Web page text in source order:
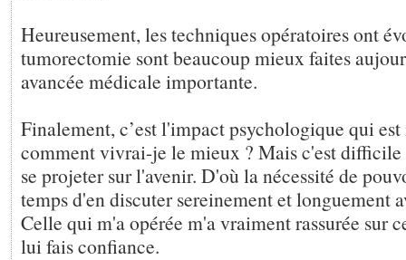
Heureusement, les techniques opératoires ont
tumorectomie sont beaucoup mieux faites
avancée médicale importante.
Finalement, c’est l'impact psychologique qui
comment vivrai-je le mieux ? Mais c'est difficile
se projeter sur l'avenir. D'où la nécessité de
temps d'en discuter sereinement et longuement
Celle qui m'a opérée m'a vraiment rassurée sur
lui fais confiance.